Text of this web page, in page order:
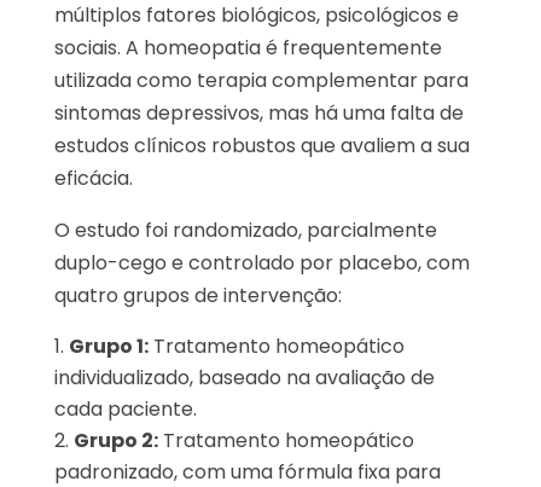
múltiplos fatores biológicos, psicológicos e
sociais. A homeopatia é frequentemente
utilizada como terapia complementar para
sintomas depressivos, mas há uma falta de
estudos clínicos robustos que avaliem a sua
eficácia.
O estudo foi randomizado, parcialmente
duplo-cego e controlado por placebo, com
quatro grupos de intervenção:
Grupo 1:Tratamento homeopático
individualizado, baseado na avaliação de
cada paciente.
Grupo 2:Tratamento homeopático
padronizado, com uma fórmula fixa para